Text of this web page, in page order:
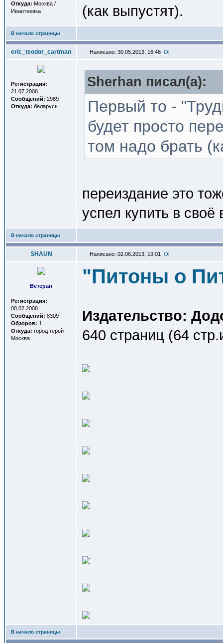
Откуда: Москва /
Ивантеевка
(как выпустят).
В начало страницы
eric_teodor_cartman Написано: 30.05.2013, 16:46
Регистрация:
21.07.2008
Сообщений: 2989
Откуда: беларусь
Sherhan писал(a):
Первый то -
будет просто
том надо брать
переиздание это
успел купить в
В начало страницы
SHAUN Написано: 02.06.2013, 19:01
Ветеран
Регистрация:
08.02.2008
Сообщений: 8309
Обзоров: 1
Откуда: город-герой
Москва
"Питоны о
Издательство:
640 страниц (64
В начало страницы